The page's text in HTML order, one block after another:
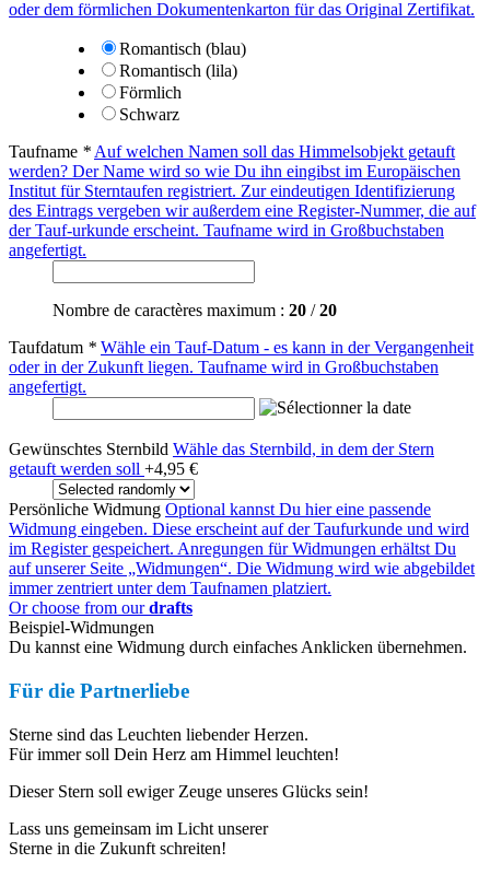
oder dem förmlichen Dokumentenkarton für das Original Zertifikat.
Romantisch (blau)
Romantisch (lila)
Förmlich
Schwarz
Taufname * Auf welchen Namen soll das Himmelsobjekt getauft
werden? Der Name wird so wie Du ihn eingibst im Europäischen
Institut für Sterntaufen registriert. Zur eindeutigen Identifizierung
des Eintrags vergeben wir außerdem eine Register-Nummer, die auf
der Tauf-urkunde erscheint. Taufname wird in Großbuchstaben
angefertigt.
Nombre de caractères maximum : 20 /20
Taufdatum * Wähle ein Tauf-Datum - es kann in der Vergangenheit
oder in der Zukunft liegen. Taufname wird in Großbuchstaben
angefertigt.
Gewünschtes Sternbild Wähle das Sternbild, in dem der Stern
getauft werden soll +4,95 €
Persönliche Widmung Optional kannst Du hier eine passende
Widmung eingeben. Diese erscheint auf der Taufurkunde und wird
im Register gespeichert. Anregungen für Widmungen erhältst Du
auf unserer Seite „Widmungen“. Die Widmung wird wie abgebildet
immer zentriert unter dem Taufnamen platziert.
Or choose from ourdrafts
Beispiel-Widmungen
Du kannst eine Widmung durch einfaches Anklicken übernehmen.
Für die Partnerliebe
Sterne sind das Leuchten liebender Herzen.
Für immer soll Dein Herz am Himmel leuchten!
Dieser Stern soll ewiger Zeuge unseres Glücks sein!
Lass uns gemeinsam im Licht unserer
Sterne in die Zukunft schreiten!